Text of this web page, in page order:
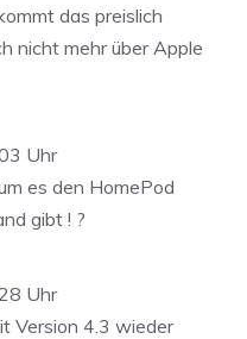
das preislich
nicht mehr über Apple
Uhr
es den HomePod
gibt ! ?
Uhr
Version 4.3 wieder